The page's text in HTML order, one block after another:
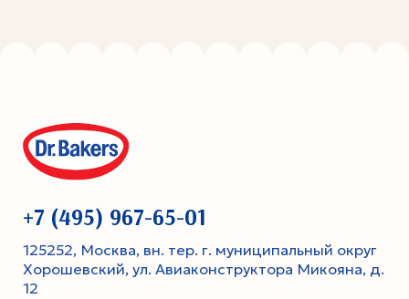
+7 (495) 967-65-01
125252, Москва, вн. тер. г. муниципальный округ
Хорошевский, ул. Авиаконструктора Микояна, д.
12